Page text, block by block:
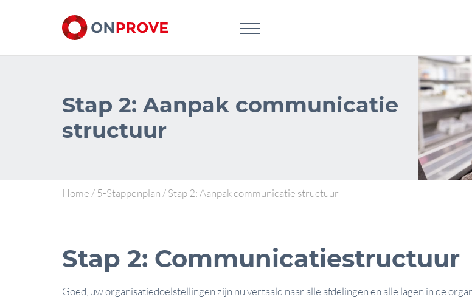
Stap 2: Aanpak communicatie
structuur
Home /5-Stappenplan /Stap 2: Aanpak communicatie structuur
Stap 2: Communicatiestructuur
Goed, uw organisatiedoelstellingen zijn nu vertaald naar alle afdelingen en alle lagen in de